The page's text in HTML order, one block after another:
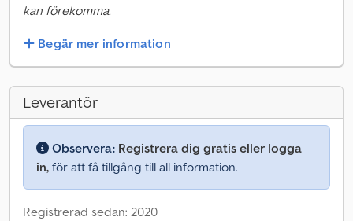
kan förekomma.
Begär mer information
Leverantör
Observera: Registrera dig gratis eller logga
in, för att få tillgång till all information.
Registrerad sedan: 2020